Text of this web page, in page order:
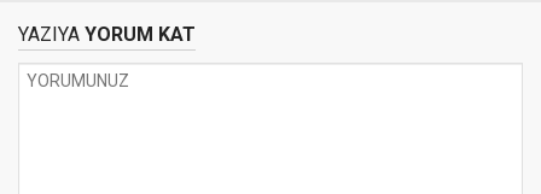
YAZIYA YORUM KAT